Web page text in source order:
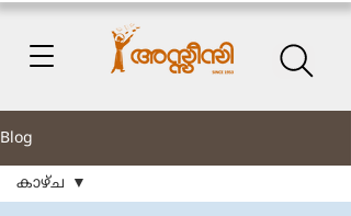
Blog
കാഴ്ച